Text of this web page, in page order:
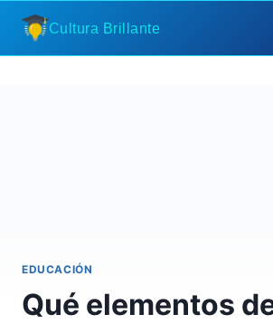
Saltar
contenido
Cultura Brillante
EDUCACIÓN
Qué elementos